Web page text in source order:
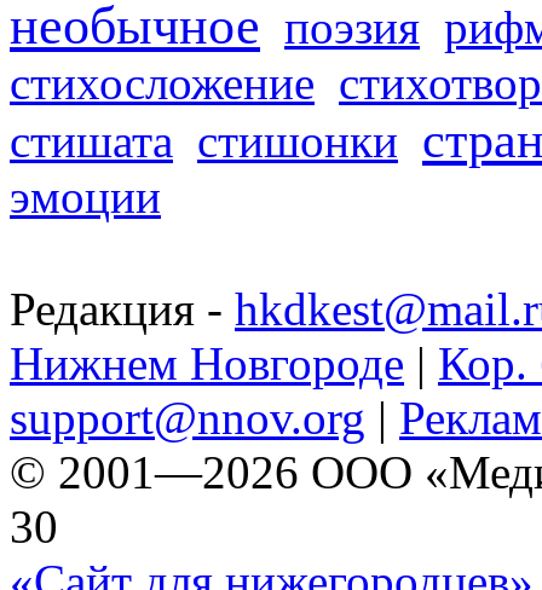
необычное поэзия
стихосложение
стишата стишонки
эмоции
Редакция -
Нижнем Новгороде | Кор.
support@nnov.org |
© 2001—2026 ООО
30